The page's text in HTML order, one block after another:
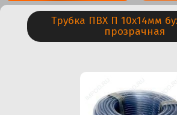
Трубка ПВХ П 10х14мм
прозрачная